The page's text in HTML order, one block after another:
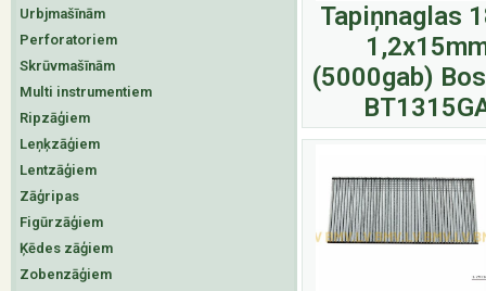
Urbjmašīnām
Perforatoriem
Skrūvmašīnām
Multi instrumentiem
Ripzāģiem
Leņķzāģiem
Lentzāģiem
Zāģripas
Figūrzāģiem
Ķēdes zāģiem
Zobenzāģiem
Tapiņnaglas
(5000gab)